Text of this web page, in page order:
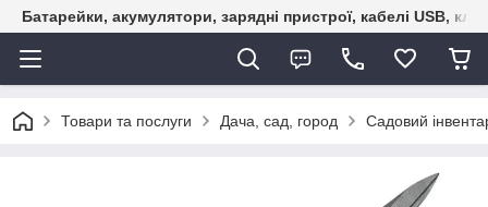
Батарейки, акумулятори, зарядні пристрої, кабелі USB,
Товари та послуги Дача, сад, город Садовий